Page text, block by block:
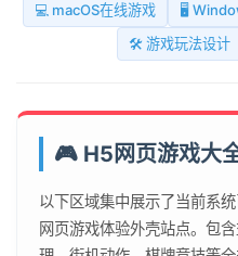
💻 macOS在线游戏
🖥️
🛠️ 游戏玩法设计
🎮 H5网页游戏大
以下区域集中展示了当前系
网页游戏体验外壳站点。包